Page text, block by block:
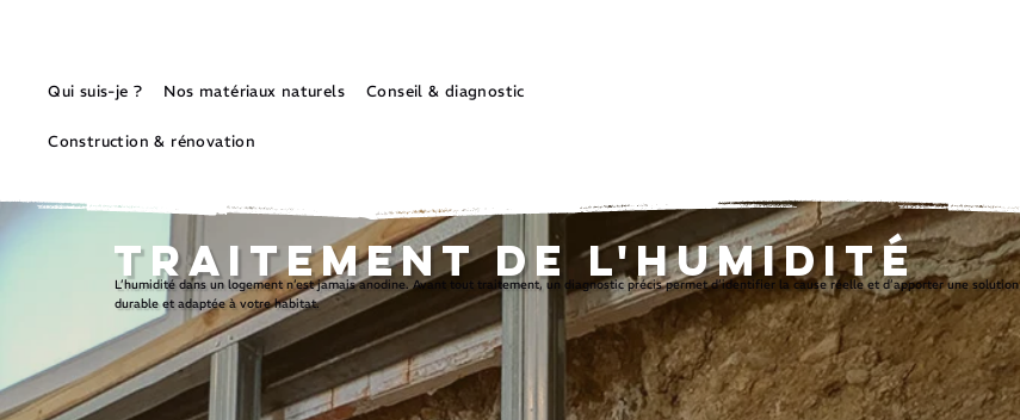
Qui suis-je ? Nos matériaux naturels Conseil & diagnostic
Construction & rénovation
Traitement de l'humidité
L’humidité dans un logement n’est jamais anodine. Avant tout traitement, un diagnostic précis permet d’identifier la cause réelle et d’apporter une solution
durable et adaptée à votre habitat.